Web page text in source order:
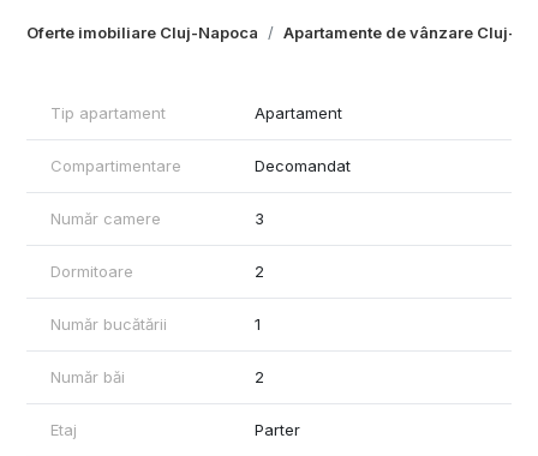
Oferte imobiliare Cluj-Napoca Apartamente de vânzare Cluj-
1 dressing . Beneficiaza de camera tehnica la demisol cu
curtea blocului.
Liber de sarcini
Tip apartament Apartament
Compartimentare Decomandat
Număr camere 3
Dormitoare 2
Număr bucătării 1
Număr băi 2
Etaj Parter